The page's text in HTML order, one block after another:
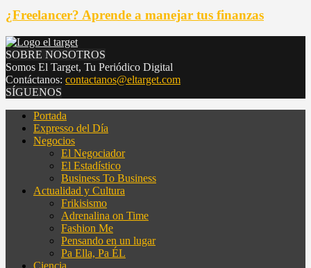
¿Freelancer? Aprende a manejar tus finanzas
SOBRE NOSOTROS
Somos El Target, Tu Periódico Digital
Contáctanos: contactanos@eltarget.com
SÍGUENOS
Portada
Expresso del Día
Negocios
El Negociador
El Estadístico
Business To Business
Actualidad y Cultura
Frikisismo
Adrenalina on Time
Fashion Me
Pensando en un lugar
Pa Ella, Pa ÉL
Ciencia